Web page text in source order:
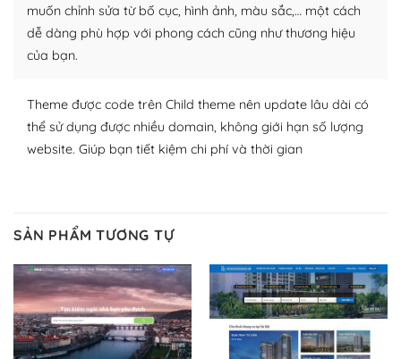
plugin của WordPress rất phong phú. Bạn có thể thỏa
thích chọn lựa plugin và themes phù hợp cho mục đích
lập website của mình.
– Dễ sử dụng
Và bạn có toàn quyền tự do khi quyết định nơi lưu trữ
trang web WordPress của bạn.
Dễ dàng lựa chọn Hosting cho website WordPress
– Bảo mật cực tốt
muốn chỉnh sửa từ bố cục, hình ảnh, màu sắc,… một cách
dễ dàng phù hợp với phong cách cũng như thương hiệu
của bạn.
Theme được code trên Child theme nên update lâu dài có
thể sử dụng được nhiều domain, không giới hạn số lượng
website. Giúp bạn tiết kiệm chi phí và thời gian
SẢN PHẨM TƯƠNG TỰ